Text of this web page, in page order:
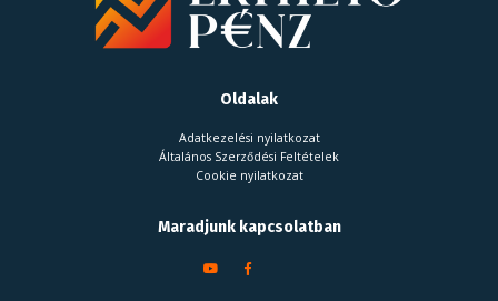
Oldalak
Adatkezelési nyilatkozat
Általános Szerződési Feltételek
Cookie nyilatkozat
Maradjunk kapcsolatban